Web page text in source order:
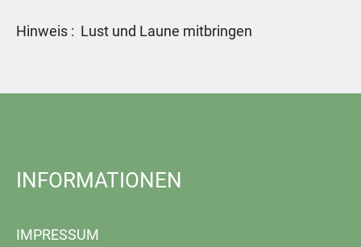
Hinweis : Lust und Laune mitbringen
INFORMATIONEN
IMPRESSUM